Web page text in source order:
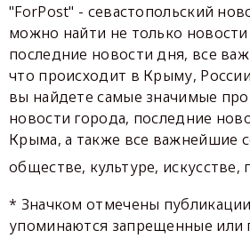
"ForPost" - севастопольский
можно найти не только
последние новости дня, все
что происходит в Крыму,
вы найдете самые значимые
новости города, последние
Крыма, а также все важнейшие
обществе, культуре, искусстве,
* Значком отмечены
упоминаются запрещенные или